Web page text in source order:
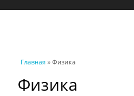
Вы здесь
Главная » Физика
Физика